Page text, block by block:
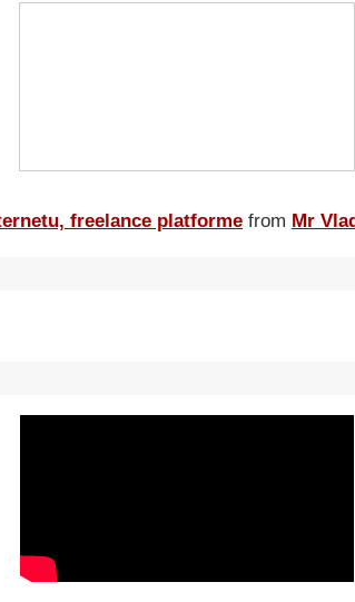
freelance platforme from Mr